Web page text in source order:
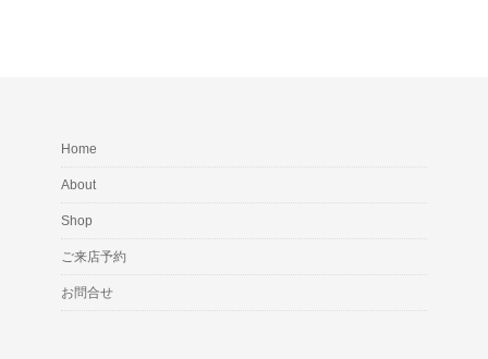
Home
About
Shop
ご来店予約
お問合せ